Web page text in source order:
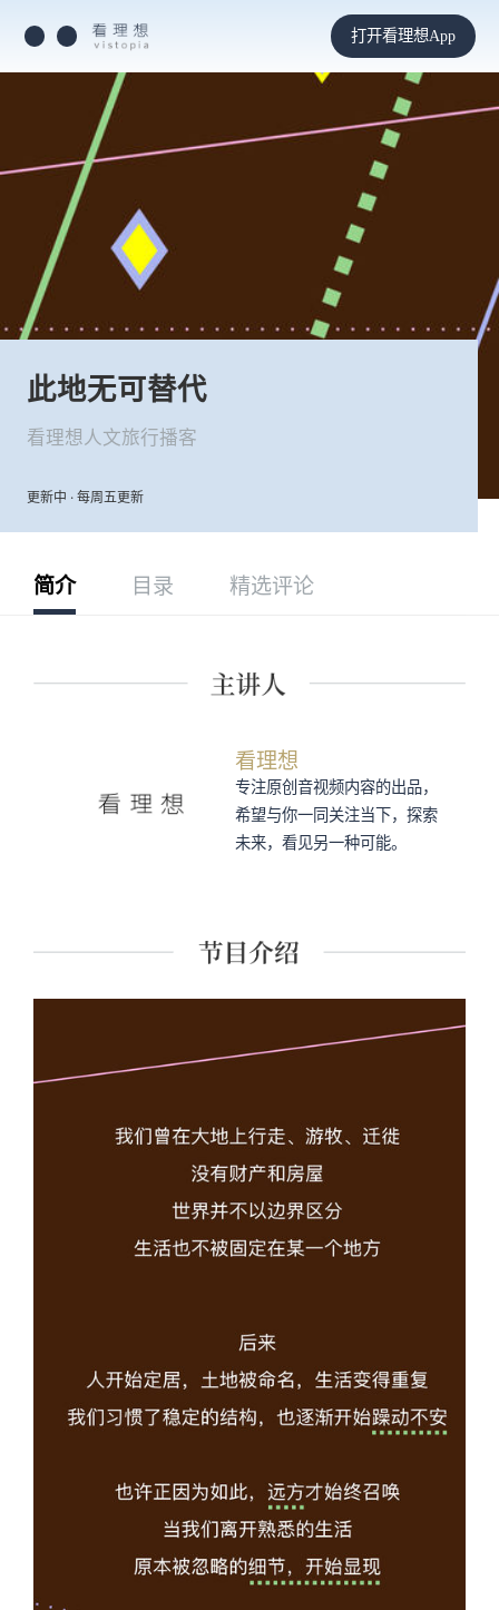
打开看理想App
此地无可替代
看理想人文旅行播客
更新中 · 每周五更新
简介 目录 精选评论
看理想
专注原创音视频内容的出品，
希望与你一同关注当下，探索
未来，看见另一种可能。